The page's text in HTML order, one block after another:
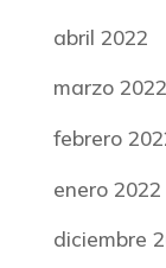
abril 2022
marzo 2022
febrero
enero 2022
diciembre